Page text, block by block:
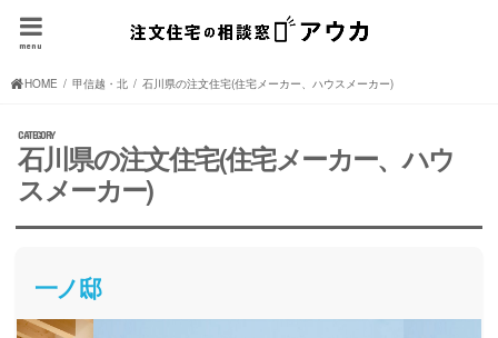
menu
HOME 甲信越・北陸の注文住宅(住宅メーカー、ハウスメーカー)
石川県の注文住宅(住宅メーカー、ハウスメーカー)
石川県の注文住宅(住宅メーカー、ハウ
スメーカー)
一ノ邸